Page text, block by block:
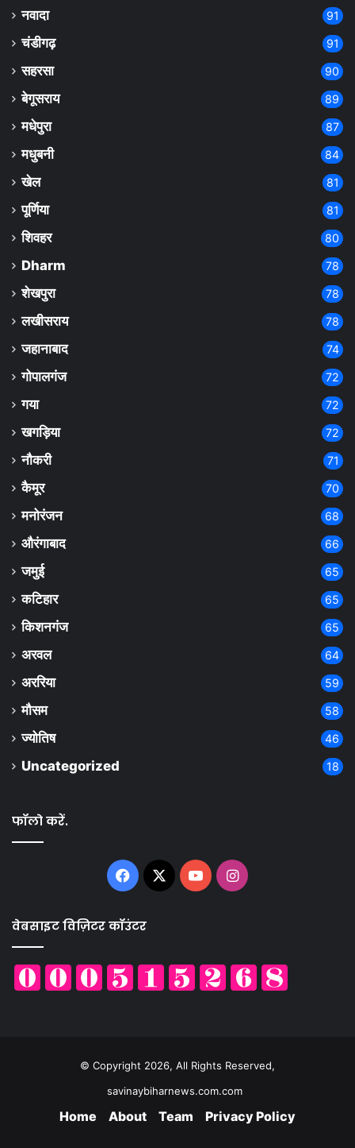
नवादा 91
चंडीगढ़ 91
सहरसा 90
बेगूसराय 89
मधेपुरा 87
मधुबनी 84
खेल 81
पूर्णिया 81
शिवहर 80
Dharm 78
शेखपुरा 78
लखीसराय 78
जहानाबाद 74
गोपालगंज 72
गया 72
खगड़िया 72
नौकरी 71
कैमूर 70
मनोरंजन 68
औरंगाबाद 66
जमुई 65
कटिहार 65
किशनगंज 65
अरवल 64
अररिया 59
मौसम 58
ज्योतिष 46
Uncategorized 18
फॉलो करें.
Facebook
X YouTubeInstagram
वेबसाइट विज़िटर कॉउंटर
© Copyright 2026, All Rights Reserved,
savinaybiharnews.com.com
Home About Team Privacy Policy